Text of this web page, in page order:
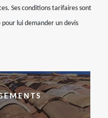
Ses conditions tarifaires sont
lui demander un devis